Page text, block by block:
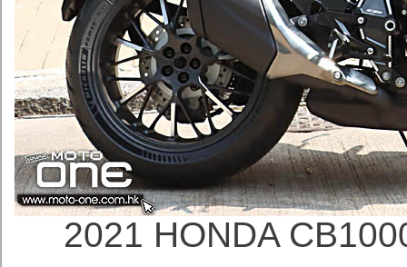
2021 HONDA